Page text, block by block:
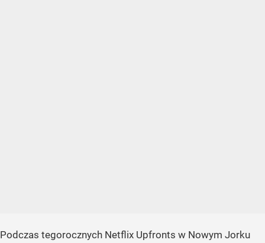
Podczas tegorocznych Netflix Upfronts w Nowym Jorku